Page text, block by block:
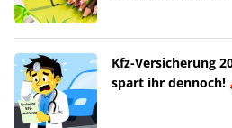
Kfz-Versicherung
spart ihr dennoch!